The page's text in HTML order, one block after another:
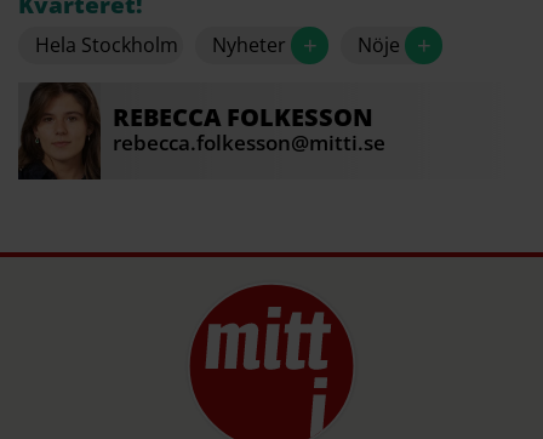
Hela Stockholm Nyheter + Nöje +
REBECCA FOLKESSON
rebecca.folkesson@mitti.se